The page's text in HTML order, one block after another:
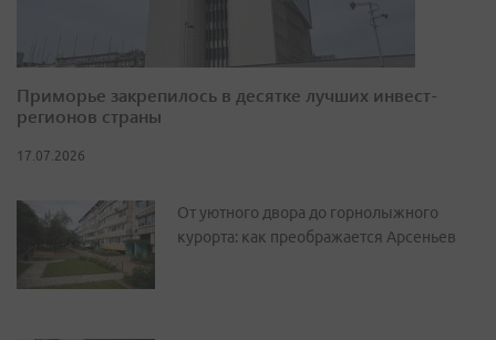
Приморье закрепилось в десятке лучших инвест-
регионов страны
17.07.2026
От уютного двора до горнолыжного
курорта: как преображается Арсеньев